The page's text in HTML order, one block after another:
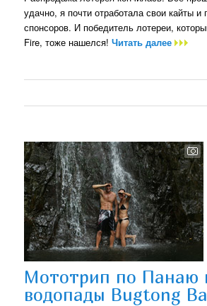
удачно, я почти отработала свои кайты и
спонсоров. И победитель лотереи,
Fire, тоже нашелся!Читать далее
Мототрип по Панаю
водопады Bugtong